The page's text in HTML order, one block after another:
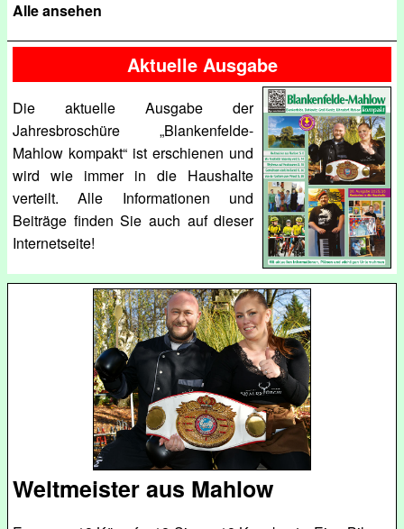
Alle ansehen
Aktuelle Ausgabe
Die aktuelle Ausgabe der
Jahresbroschüre „Blankenfelde-
Mahlow kompakt“ ist erschienen und
wird wie immer in die Haushalte
verteilt. Alle Informationen und
Beiträge finden Sie auch auf dieser
Internetseite!
Weltmeister aus Mahlow